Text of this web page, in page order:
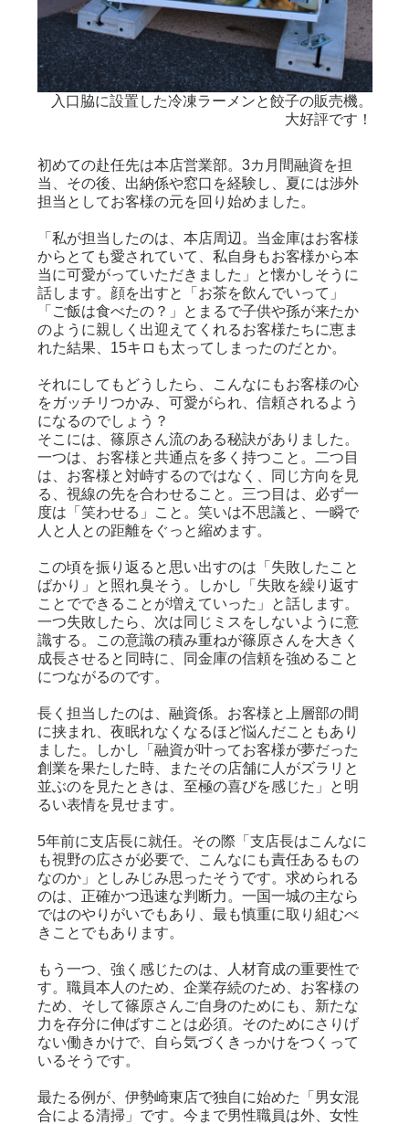
入口脇に設置した冷凍ラーメンと餃子の販売機。
大好評です！
初めての赴任先は本店営業部。3カ月間融資を担
当、その後、出納係や窓口を経験し、夏には渉外
担当としてお客様の元を回り始めました。
「私が担当したのは、本店周辺。当金庫はお客様
からとても愛されていて、私自身もお客様から本
当に可愛がっていただきました」と懐かしそうに
話します。顔を出すと「お茶を飲んでいって」
「ご飯は食べたの？」とまるで子供や孫が来たか
のように親しく出迎えてくれるお客様たちに恵ま
れた結果、15キロも太ってしまったのだとか。
それにしてもどうしたら、こんなにもお客様の心
をガッチリつかみ、可愛がられ、信頼されるよう
になるのでしょう？
そこには、篠原さん流のある秘訣がありました。
一つは、お客様と共通点を多く持つこと。二つ目
は、お客様と対峙するのではなく、同じ方向を見
る、視線の先を合わせること。三つ目は、必ず一
度は「笑わせる」こと。笑いは不思議と、一瞬で
人と人との距離をぐっと縮めます。
この頃を振り返ると思い出すのは「失敗したこと
ばかり」と照れ臭そう。しかし「失敗を繰り返す
ことでできることが増えていった」と話します。
一つ失敗したら、次は同じミスをしないように意
識する。この意識の積み重ねが篠原さんを大きく
成長させると同時に、同金庫の信頼を強めること
につながるのです。
長く担当したのは、融資係。お客様と上層部の間
に挟まれ、夜眠れなくなるほど悩んだこともあり
ました。しかし「融資が叶ってお客様が夢だった
創業を果たした時、またその店舗に人がズラリと
並ぶのを見たときは、至極の喜びを感じた」と明
るい表情を見せます。
5年前に支店長に就任。その際「支店長はこんなに
も視野の広さが必要で、こんなにも責任あるもの
なのか」としみじみ思ったそうです。求められる
のは、正確かつ迅速な判断力。一国一城の主なら
ではのやりがいでもあり、最も慎重に取り組むべ
きことでもあります。
もう一つ、強く感じたのは、人材育成の重要性で
す。職員本人のため、企業存続のため、お客様の
ため、そして篠原さんご自身のためにも、新たな
力を存分に伸ばすことは必須。そのためにさりげ
ない働きかけで、自ら気づくきっかけをつくって
いるそうです。
最たる例が、伊勢崎東店で独自に始めた「男女混
合による清掃」です。今まで男性職員は外、女性